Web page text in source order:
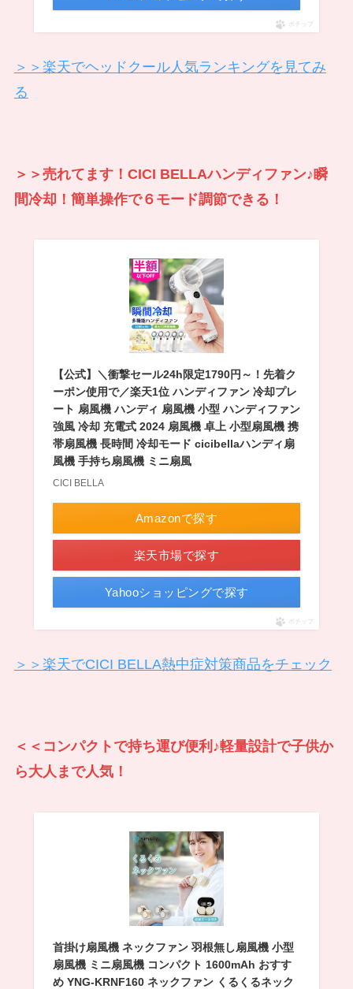
ポチップ
＞＞楽天でヘッドクール人気ランキングを見てみ
る
＞＞売れてます！CICI BELLAハンディファン♪瞬
間冷却！簡単操作で６モード調節できる！
【公式】＼衝撃セール24h限定1790円～！先着ク
ーポン使用で／楽天1位 ハンディファン 冷却プレ
ート 扇風機 ハンディ 扇風機 小型 ハンディファン
強風 冷却 充電式 2024 扇風機 卓上 小型扇風機 携
帯扇風機 長時間 冷却モード cicibellaハンディ扇
風機 手持ち扇風機 ミニ扇風
CICI BELLA
Amazonで探す
楽天市場で探す
Yahooショッピングで探す
ポチップ
＞＞楽天でCICI BELLA熱中症対策商品をチェック
＜＜コンパクトで持ち運び便利♪軽量設計で子供か
ら大人まで人気！
首掛け扇風機 ネックファン 羽根無し扇風機 小型
扇風機 ミニ扇風機 コンパクト 1600mAh おすす
め YNG-KRNF160 ネックファン くるくるネック